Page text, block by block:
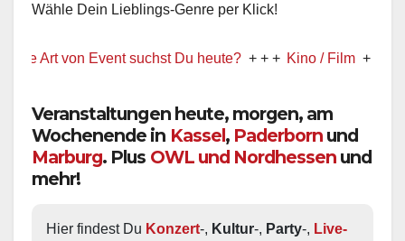
Wähle Dein Lieblings-Genre per Klick!
von Event suchst Du heute? + + + Kino / Film + + + Ww
Veranstaltungen heute, morgen, am
Wochenende in Kassel, Paderborn und
Marburg. Plus OWL und Nordhessen und
mehr!
Hier findest Du Konzert-, Kultur-, Party-, Live-